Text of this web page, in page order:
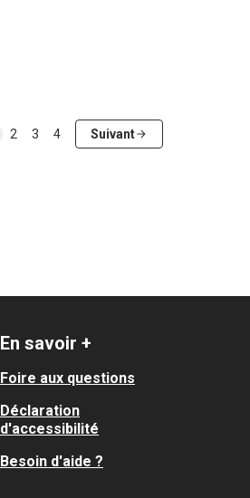
2 3 4 Suivant
En savoir +
Foire aux questions
Déclaration
d'accessibilité
Besoin d'aide ?